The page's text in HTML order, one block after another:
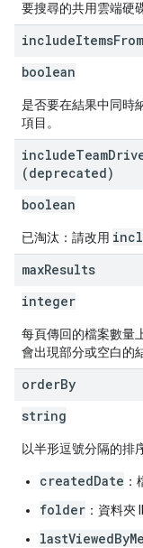
要搜尋的共用雲端硬碟
includeItemsFrom
boolean
是否要在結果中同時
項目。
includeTeam
(deprecated)
boolean
已淘汰：請改用
maxResults
integer
每頁傳回的檔案數量
會出現部分或空白的
orderBy
string
以半形逗號分隔的排
createdDate ：
folder ：資料夾